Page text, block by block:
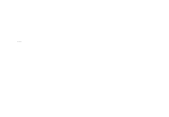
...